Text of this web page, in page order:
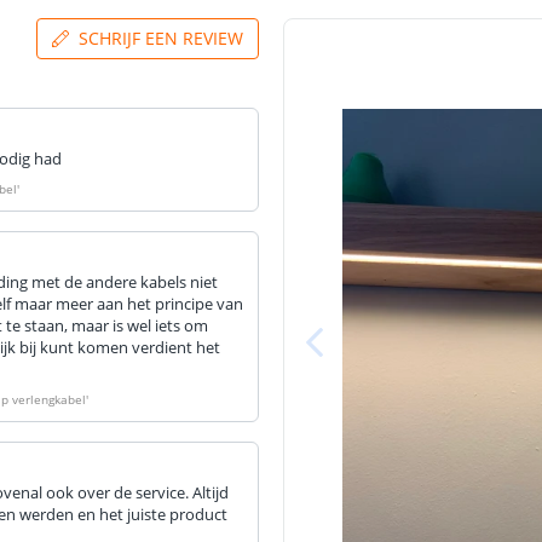
SCHRIJF EEN REVIEW
had
'
met de andere kabels niet
maar meer aan het principe van
staan, maar is wel iets om
bij kunt komen verdient het
verlengkabel'
ook over de service. Altijd
werden en het juiste product